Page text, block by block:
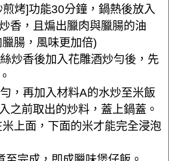
烤]功能30分鐘，鍋熱後放入
香，且煸出臘肉與臘腸的油
腸，風味更加倍)
炒香後加入花雕酒炒勻後，先
，再加入材料A的水炒至米飯
之前取出的炒料，蓋上鍋蓋。
上面，下面的米才能完全浸泡